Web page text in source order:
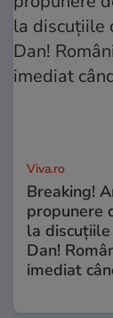
Viva.ro
Breaking!
propunere
la
Dan!
imediat